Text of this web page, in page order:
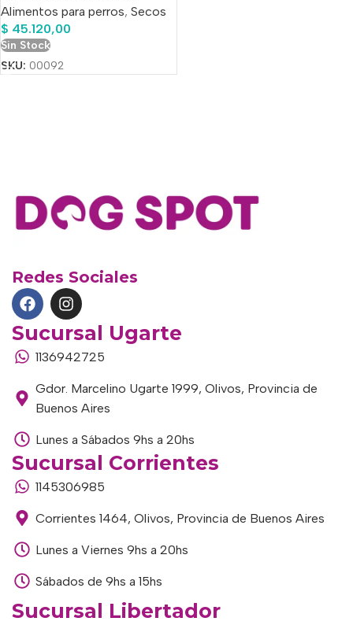
Alimentos para perros, Secos
$ 45.120,00
Sin Stock
SKU: 00092
Redes Sociales
Sucursal Ugarte
1136942725
Gdor. Marcelino Ugarte 1999, Olivos, Provincia de
Buenos Aires
Lunes a Sábados 9hs a 20hs
Sucursal Corrientes
1145306985
Corrientes 1464, Olivos, Provincia de Buenos Aires
Lunes a Viernes 9hs a 20hs
Sábados de 9hs a 15hs
Sucursal Libertador